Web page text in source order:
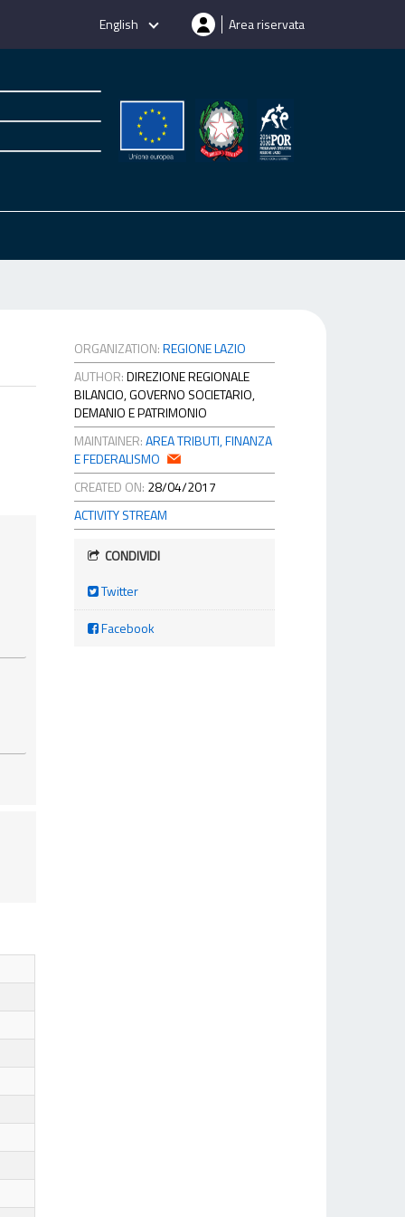
English Area riservata
ORGANIZATION:REGIONE LAZIO
AUTHOR:DIREZIONE REGIONALE
BILANCIO, GOVERNO SOCIETARIO,
DEMANIO E PATRIMONIO
MAINTAINER:AREA TRIBUTI, FINANZA
E FEDERALISMO
CREATED ON: 28/04/2017
ACTIVITY STREAM
CONDIVIDI
Twitter
Facebook